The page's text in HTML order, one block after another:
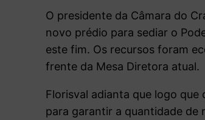
O presidente da Câmara do
novo prédio para sediar o
este fim. Os recursos foram
frente da Mesa Diretora atual.
Florisval adianta que logo
para garantir a quantidade de